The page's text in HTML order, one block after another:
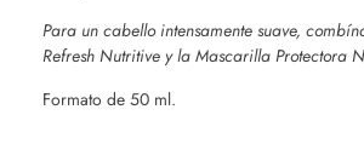
Para un cabello intensamente suave,
Refresh Nutritive y la Mascarilla Protectora
Formato de 50 ml.